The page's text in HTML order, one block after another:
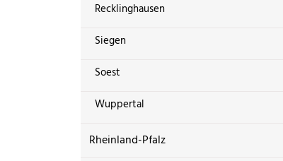
Recklinghausen
Siegen
Soest
Wuppertal
Rheinland-Pfalz